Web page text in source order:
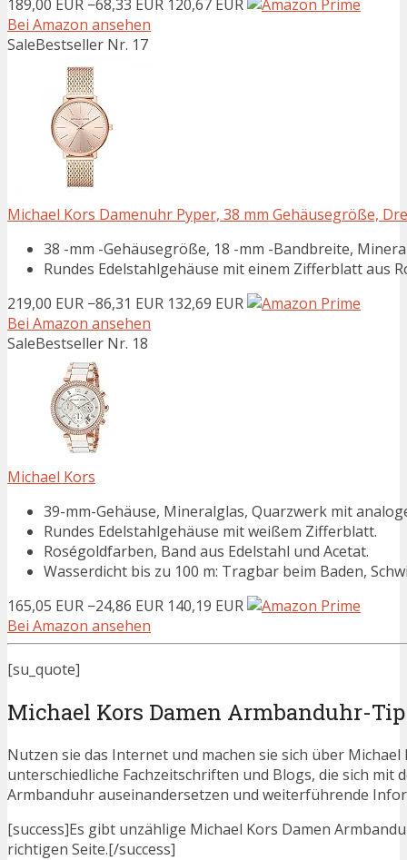
189,00 EUR −68,33 EUR 120,67 EUR
Bei Amazon ansehen
SaleBestseller Nr. 17
Michael Kors Damenuhr Pyper, 38 mm Gehäusegröße,
38 -mm -Gehäusegröße, 18 -mm -Bandbreite,
Rundes Edelstahlgehäuse mit einem Zifferblatt aus
219,00 EUR −86,31 EUR 132,69 EUR
Bei Amazon ansehen
SaleBestseller Nr. 18
Michael Kors
39-mm-Gehäuse, Mineralglas, Quarzwerk mit
Rundes Edelstahlgehäuse mit weißem Zifferblatt.
Roségoldfarben, Band aus Edelstahl und Acetat.
Wasserdicht bis zu 100 m: Tragbar beim Baden,
165,05 EUR −24,86 EUR 140,19 EUR
Bei Amazon ansehen
[su_quote]
Michael Kors Damen Armbanduhr-Tip
Nutzen sie das Internet und machen sie sich über
unterschiedliche Fachzeitschriften und Blogs, die sich mit
Armbanduhr auseinandersetzen und weiterführende
[success]Es gibt unzählige Michael Kors Damen
richtigen Seite.[/success]